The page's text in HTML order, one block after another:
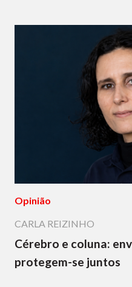
Opinião
CARLA REIZINHO
Cérebro e coluna:
protegem-se juntos